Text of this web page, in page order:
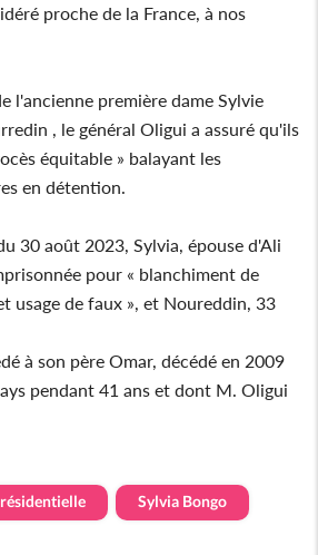
proche de la France, à nos
l'ancienne première dame Sylvie
, le général Oligui a assuré qu'ils
équitable » balayant les
en détention.
30 août 2023, Sylvia, épouse d'Ali
pour « blanchiment de
usage de faux », et Noureddin, 33
à son père Omar, décédé en 2009
pendant 41 ans et dont M. Oligui
Sylvia Bongo